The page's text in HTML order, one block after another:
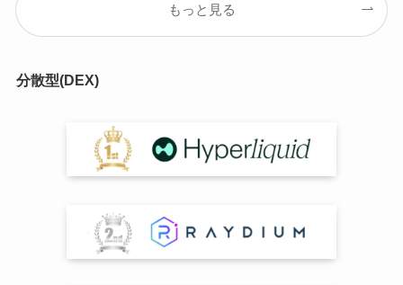
もっと見る
分散型(DEX)